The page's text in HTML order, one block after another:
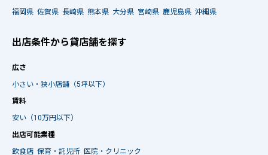
福岡県 佐賀県 長崎県 熊本県 大分県 宮崎県 鹿児島県 沖縄県
出店条件から貸店舗を探す
広さ
小さい・狭小店舗（5坪以下）
賃料
安い（10万円以下）
出店可能業種
飲食店 保育・託児所 医院・クリニック